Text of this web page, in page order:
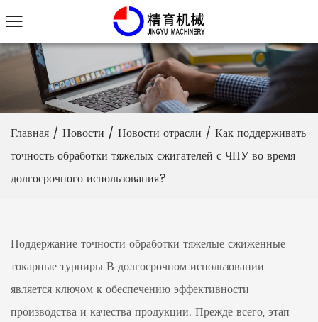
Главная / Новости / Новости отрасли / Как поддерживать
точность обработки тяжелых сжигателей с ЧПУ во время
долгосрочного использования?
Поддержание точности обработки тяжелые сжиженные
токарные турнирыВ долгосрочном использовании
является ключом к обеспечению эффективности
производства и качества продукции. Прежде всего, этап